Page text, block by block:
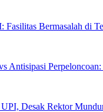
Fasilitas Bermasalah di
Antisipasi
Desak Rektor